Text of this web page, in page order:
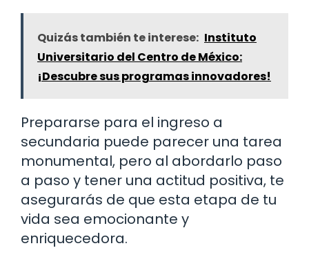
Quizás también te interese: Instituto
Universitario del Centro de México:
¡Descubre sus programas innovadores!
Prepararse para el ingreso a
secundaria puede parecer una tarea
monumental, pero al abordarlo paso
a paso y tener una actitud positiva, te
asegurarás de que esta etapa de tu
vida sea emocionante y
enriquecedora.